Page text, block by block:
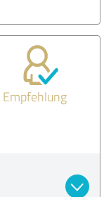
Empfehlung